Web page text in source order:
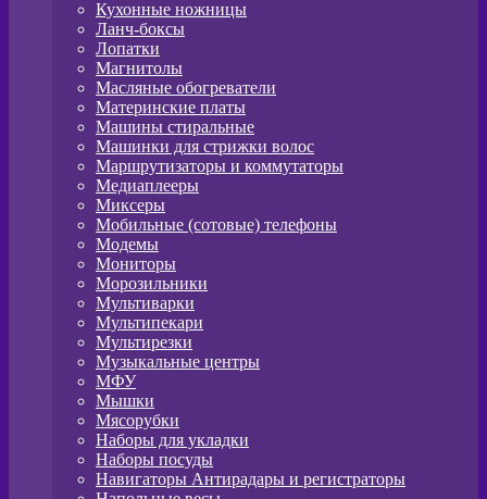
Кухонные ножницы
Ланч-боксы
Лопатки
Магнитолы
Масляные обогреватели
Материнские платы
Машины стиральные
Машинки для стрижки волос
Маршрутизаторы и коммутаторы
Медиаплееры
Миксеры
Мобильные (сотовые) телефоны
Модемы
Мониторы
Морозильники
Мультиварки
Мультипекари
Мультирезки
Музыкальные центры
МФУ
Мышки
Мясорубки
Наборы для укладки
Наборы посуды
Навигаторы Антирадары и регистраторы